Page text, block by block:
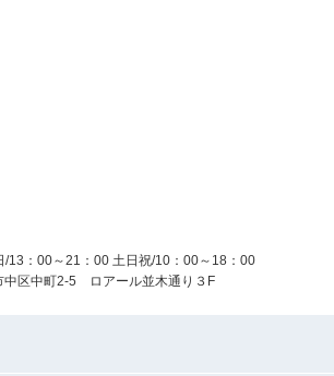
/13：00～21：00 土日祝/10：00～18：00
中区中町2-5 ロアール並木通り３F